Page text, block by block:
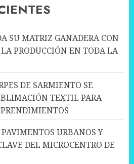
SU MATRIZ GANADERA CON
PRODUCCIÓN EN TODA LA
DE SARMIENTO SE
TEXTIL PARA
URBANOS Y
DEL MICROCENTRO DE